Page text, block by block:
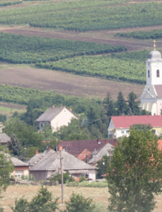
wp-content/themes/
wp-content/themes/
wp-content/themes/